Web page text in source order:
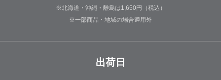
※北海道・沖縄・離島は1,650円（税込）
※一部商品・地域の場合適用外
出荷日